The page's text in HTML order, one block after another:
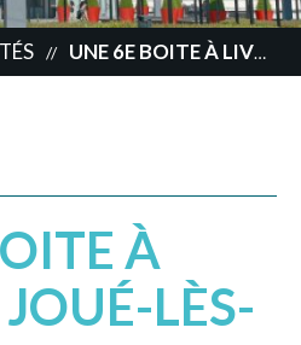
// UNE 6E BOITE À LIVRES À JOUÉ-LÈS-TOURS
À
LÈS-